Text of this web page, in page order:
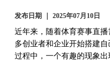
发布日期 ｜ 2025年07月10日
近年来，随着体育赛事直
多创业者和企业开始搭建
过程中，一个有趣的现象出